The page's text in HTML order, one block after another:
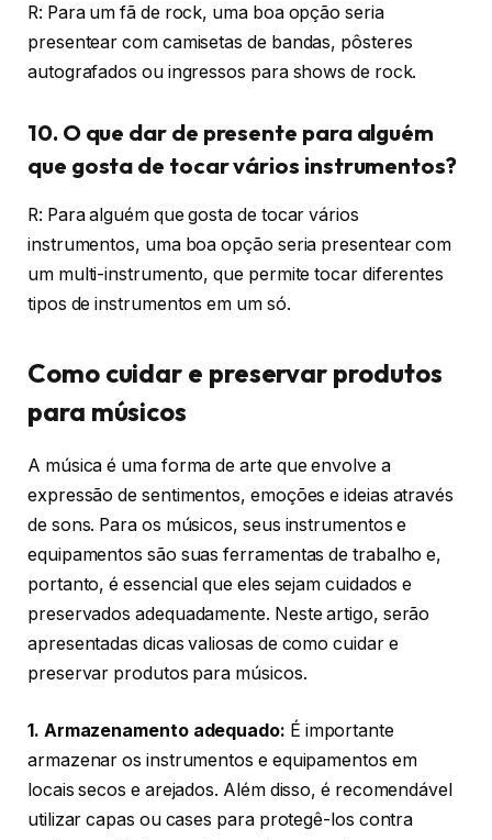
R: Para um fã de rock, uma boa opção seria
presentear com camisetas de bandas, pôsteres
autografados ou ingressos para shows de rock.
10. O que dar de presente para alguém
que gosta de tocar vários instrumentos?
R: Para alguém que gosta de tocar vários
instrumentos, uma boa opção seria presentear com
um multi-instrumento, que permite tocar diferentes
tipos de instrumentos em um só.
Como cuidar e preservar produtos
para músicos
A música é uma forma de arte que envolve a
expressão de sentimentos, emoções e ideias através
de sons. Para os músicos, seus instrumentos e
equipamentos são suas ferramentas de trabalho e,
portanto, é essencial que eles sejam cuidados e
preservados adequadamente. Neste artigo, serão
apresentadas dicas valiosas de como cuidar e
preservar produtos para músicos.
1. Armazenamento adequado: É importante
armazenar os instrumentos e equipamentos em
locais secos e arejados. Além disso, é recomendável
utilizar capas ou cases para protegê-los contra